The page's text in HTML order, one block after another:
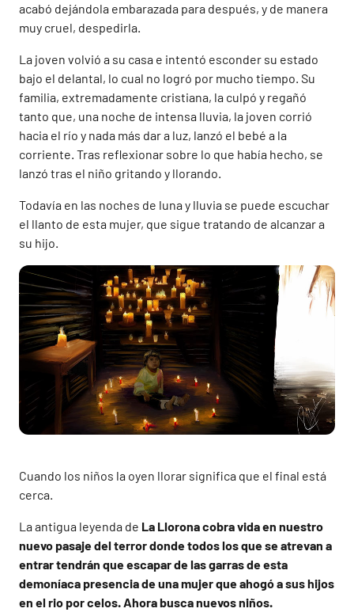
acabó dejándola embarazada para después, y de manera
muy cruel, despedirla.
La joven volvió a su casa e intentó esconder su estado
bajo el delantal, lo cual no logró por mucho tiempo. Su
familia, extremadamente cristiana, la culpó y regañó
tanto que, una noche de intensa lluvia, la joven corrió
hacia el río y nada más dar a luz, lanzó el bebé a la
corriente. Tras reflexionar sobre lo que había hecho, se
lanzó tras el niño gritando y llorando.
Todavía en las noches de luna y lluvia se puede escuchar
el llanto de esta mujer, que sigue tratando de alcanzar a
su hijo.
Cuando los niños la oyen llorar significa que el final está
cerca.
La antigua leyenda de La Llorona cobra vida en nuestro
nuevo pasaje del terror donde todos los que se atrevan a
entrar tendrán que escapar de las garras de esta
demoníaca presencia de una mujer que ahogó a sus hijos
en el rio por celos. Ahora busca nuevos niños.